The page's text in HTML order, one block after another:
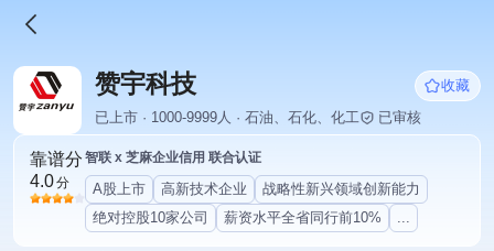
赞宇科技
收藏
已上市 · 1000-9999人 · 石油、石化、化工
已审核
靠谱分
4.0分
智联 x 芝麻企业信用 联合认证
A股上市 高新技术企业
战略性新兴领域创新能力
绝对控股10家公司
薪资水平全省同行前10% ...